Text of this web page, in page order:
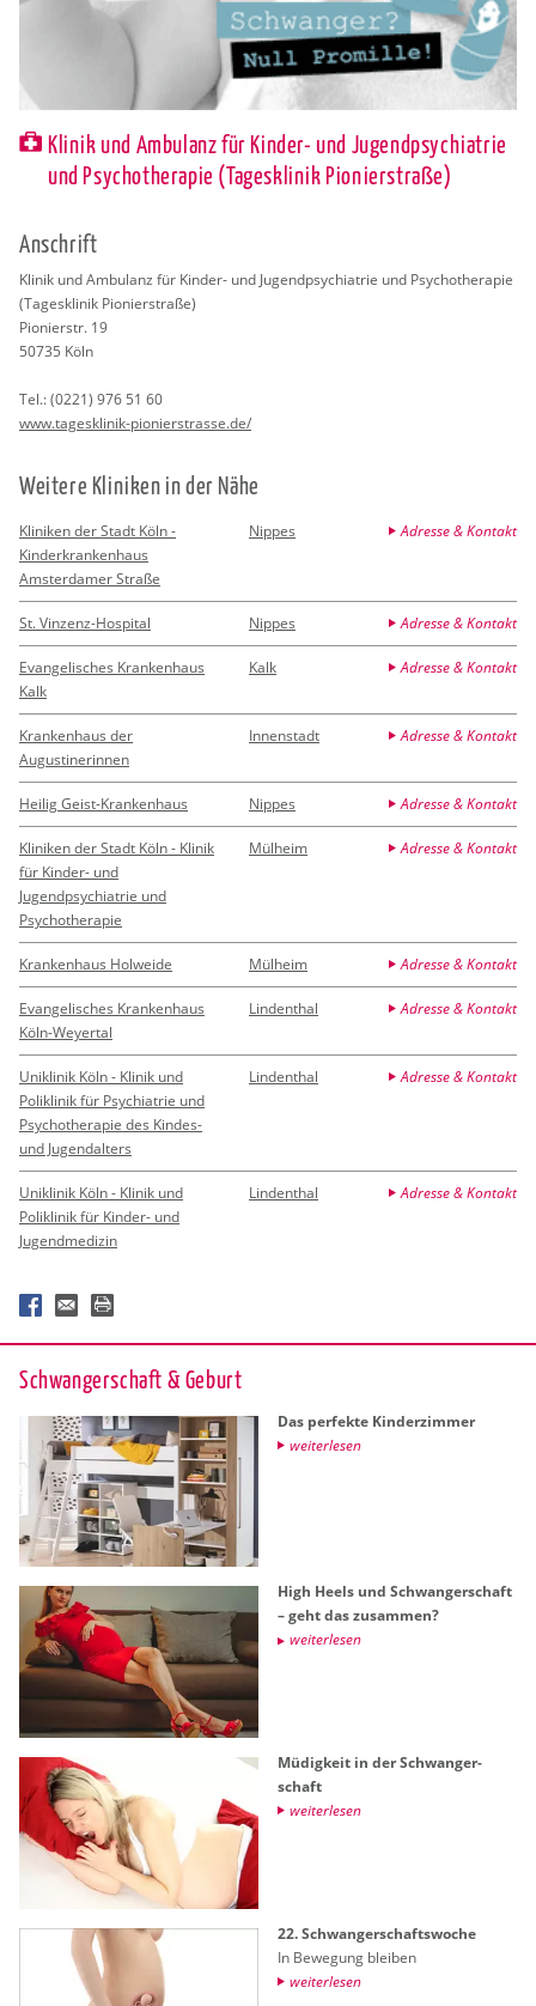
Klinik und Ambulanz für Kinder- und Jugendpsychiatrie
und Psychotherapie (Tagesklinik Pionierstraße)
An­schrift
Kli­nik und Am­bu­lanz für Kin­der- und Ju­gend­psych­ia­trie und Psy­cho­the­ra­pie
(Ta­ges­kli­nik Pio­nier­stra­ße)
Pio­nier­str. 19
50735 Köln
Tel.:(0221) 976 51 60
www.​tagesklinik-​pio​nier​stra​sse.​de/
Wei­te­re Kli­ni­ken in der Nähe
Kliniken der Stadt Köln -
Kinderkrankenhaus
Amsterdamer Straße
Nippes Adresse & Kontakt
St. Vinzenz-Hospital Nippes Adresse & Kontakt
Evangelisches Krankenhaus
Kalk
Kalk Adresse & Kontakt
Krankenhaus der
Augustinerinnen
Innenstadt Adresse & Kontakt
Heilig Geist-Krankenhaus Nippes Adresse & Kontakt
Kliniken der Stadt Köln - Klinik
für Kinder- und
Jugendpsychiatrie und
Psychotherapie
Mülheim Adresse & Kontakt
Krankenhaus Holweide Mülheim Adresse & Kontakt
Evangelisches Krankenhaus
Köln-Weyertal
Lindenthal Adresse & Kontakt
Uniklinik Köln - Klinik und
Poliklinik für Psychiatrie und
Psychotherapie des Kindes-
und Jugendalters
Lindenthal Adresse & Kontakt
Uniklinik Köln - Klinik und
Poliklinik für Kinder- und
Jugendmedizin
Lindenthal Adresse & Kontakt
Schwan­ger­schaft & Ge­burt
Das per­fek­te Kin­der­zim­mer
wei­ter­le­sen
High Heels und Schwan­ger­schaft
– geht das zu­sam­men?
wei­ter­le­sen
Mü­dig­keit in der Schwan­ger­
schaft
wei­ter­le­sen
22. Schwan­ger­schafts­wo­che
In Be­we­gung blei­ben
wei­ter­le­sen